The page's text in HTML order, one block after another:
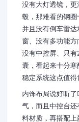
没有大灯透镜，
毂，那难看的钢圈
并且没有倒车雷
窗、没有多功能方
没有中控屏、只
囊，看起来十分
稳定系统这点值得
内饰布局说好听
气，而且中控台
料材质，再搭配